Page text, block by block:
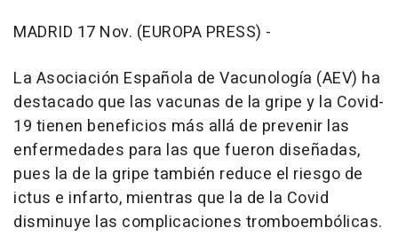
MADRID 17 Nov. (EUROPA PRESS) -
La Asociación Española de Vacunología (AEV) ha
destacado que las vacunas de la gripe y la Covid-
19 tienen beneficios más allá de prevenir las
enfermedades para las que fueron diseñadas,
pues la de la gripe también reduce el riesgo de
ictus e infarto, mientras que la de la Covid
disminuye las complicaciones tromboembólicas.